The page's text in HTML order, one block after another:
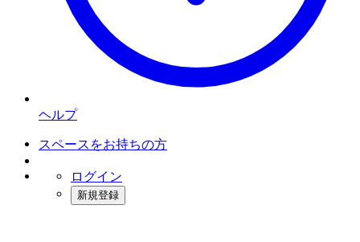
ヘルプ
スペースをお持ちの方
ログイン
新規登録